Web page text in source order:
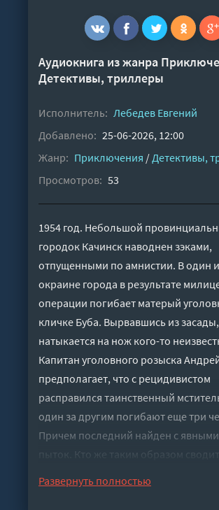
Аудиокнига из жанра
Детективы, триллеры
Исполнитель: Лебедев Евгений
Добавлено: 25-06-2026, 12:00
Жанр: Приключения /Детективы,
Просмотров: 53
1954 год. Небольшой
городок Качинск наводнен зэками,
отпущенными по амнистии. В один
окраине города в результате
операции погибает матерый
кличке Буба. Вырвавшись из
натыкается на нож кого-то
Капитан уголовного розыска
предполагает, что с рецидивистом
расправился таинственный
один за другим погибают еще три
Причем последний найден с
пыток. Кто же таким образом сводит
Развернуть полностью